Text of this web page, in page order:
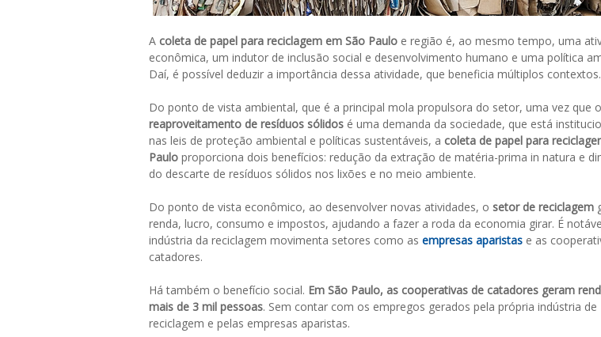
A coleta de papel para reciclagem em São Paulo e região é, ao mesmo tempo, uma
econômica, um indutor de inclusão social e desenvolvimento humano e uma política
Daí, é possível deduzir a importância dessa atividade, que beneficia múltiplos contextos.
Do ponto de vista ambiental, que é a principal mola propulsora do setor, uma vez que o
reaproveitamento de resíduos sólidos é uma demanda da sociedade, que está
nas leis de proteção ambiental e políticas sustentáveis, a coleta de papel para
Paulo proporciona dois benefícios: redução da extração de matéria-prima in natura e
do descarte de resíduos sólidos nos lixões e no meio ambiente.
Do ponto de vista econômico, ao desenvolver novas atividades, o setor de reciclagem
renda, lucro, consumo e impostos, ajudando a fazer a roda da economia girar. É
indústria da reciclagem movimenta setores como as empresas aparistas e as
catadores.
Há também o benefício social. Em São Paulo, as cooperativas de catadores geram
mais de 3 mil pessoas. Sem contar com os empregos gerados pela própria indústria de
reciclagem e pelas empresas aparistas.